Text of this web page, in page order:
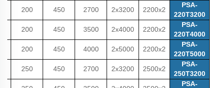
PSA-
220T3200
2200x2
2x3200
2700
450
200
PSA-
220T4000
2200x2
2x4000
3500
450
200
PSA-
220T5000
2200x2
2x5000
4000
450
200
PSA-
250T3200
2500x2
2x3200
2700
450
250
PSA-